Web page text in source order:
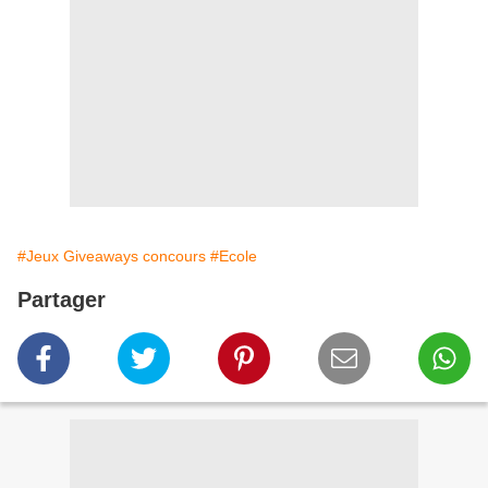
#Jeux Giveaways concours #Ecole
Partager